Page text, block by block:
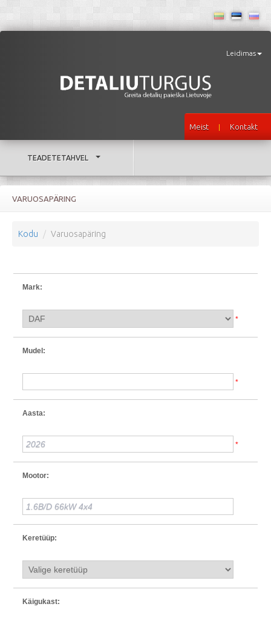
Leidimas
Meist | Kontakt
TEADETETAHVEL
VARUOSAPÄRING
Kodu Varuosapäring
Mark:
*
Mudel:
*
Aasta:
*
Mootor:
Keretüüp:
Käigukast: